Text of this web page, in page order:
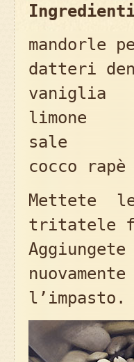
datteri
sale
cocco
Mettete
tritatele
l’impasto.